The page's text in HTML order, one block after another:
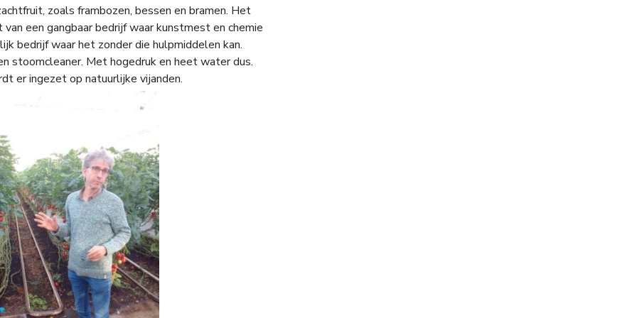
zoals frambozen, bessen en bramen. Het
een gangbaar bedrijf waar kunstmest en chemie
bedrijf waar het zonder die hulpmiddelen kan.
stoomcleaner. Met hogedruk en heet water dus.
er ingezet op natuurlijke vijanden.